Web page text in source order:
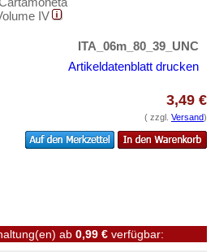
IV
ITA_06m_80_39_UNC
Artikeldatenblatt drucken
3,49 €
( zzgl. Versand)
ab 0,99 € verfügbar: